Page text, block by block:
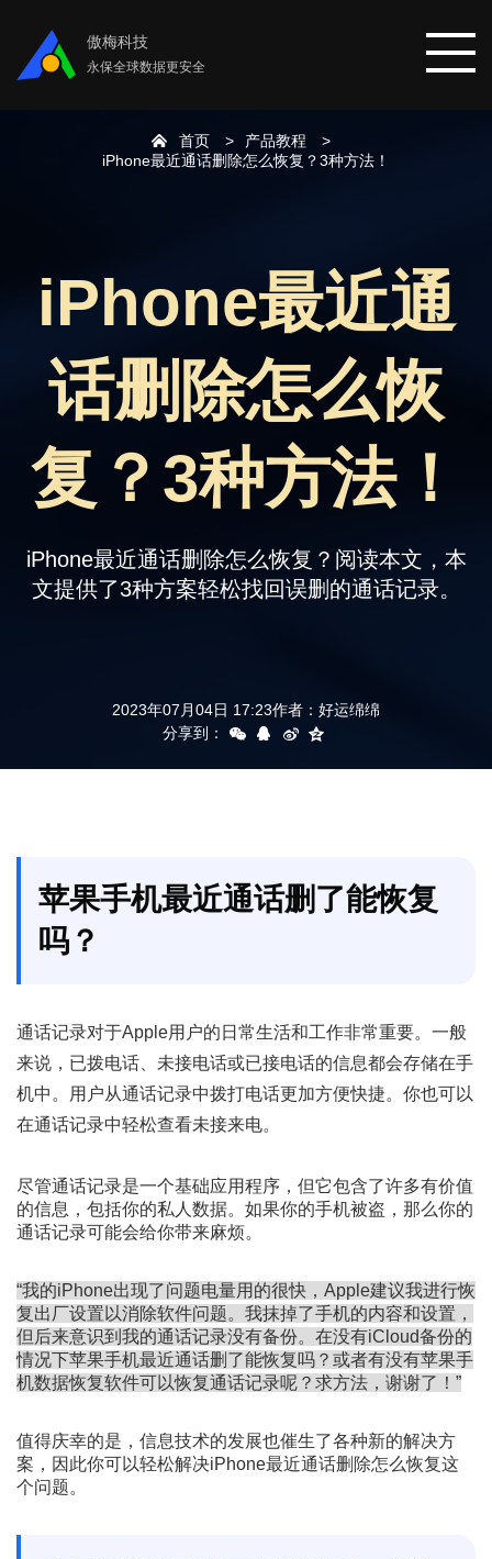
傲梅科技
永保全球数据更安全
数据恢复
数据备份
支持
首页
产品教程
iPhone最近通话删除怎么恢复？3种方法！
iPhone最近通
话删除怎么恢
复？3种方法！
iPhone最近通话删除怎么恢复？阅读本文，本
文提供了3种方案轻松找回误删的通话记录。
2023年07月04日 17:23作者： 好运绵绵
分享到：
苹果手机最近通话删了能恢复
吗？
通话记录对于Apple用户的日常生活和工作非常重要。一般
来说，已拨电话、未接电话或已接电话的信息都会存储在手
机中。用户从通话记录中拨打电话更加方便快捷。你也可以
在通话记录中轻松查看未接来电。
尽管通话记录是一个基础应用程序，但它包含了许多有价值
的信息，包括你的私人数据。如果你的手机被盗，那么你的
通话记录可能会给你带来麻烦。
“我的iPhone出现了问题电量用的很快，Apple建议我进行恢
复出厂设置以消除软件问题。我抹掉了手机的内容和设置，
但后来意识到我的通话记录没有备份。在没有iCloud备份的
情况下苹果手机最近通话删了能恢复吗？或者有没有苹果手
机数据恢复软件可以恢复通话记录呢？求方法，谢谢了！”
值得庆幸的是，信息技术的发展也催生了各种新的解决方
案，因此你可以轻松解决iPhone最近通话删除怎么恢复这
个问题。